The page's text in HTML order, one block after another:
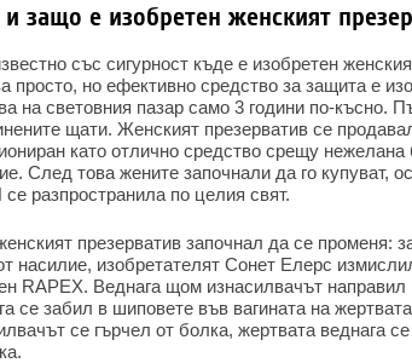
и защо е изобретен женският
със сигурност къде е изобретен
просто, но ефективно средство за защита е
на световния пазар само 3 години по-късно.
щати. Женският презерватив се
като отлично средство срещу нежелана
След това жените започнали да го купуват,
разпространила по целия свят.
презерватив започнал да се променя:
насилие, изобретателят Сонет Елерс
RAPEX. Веднага щом изнасилвачът
се забил в шиповете във вагината на
се гърчел от болка, жертвата веднага